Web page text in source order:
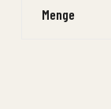
Menge